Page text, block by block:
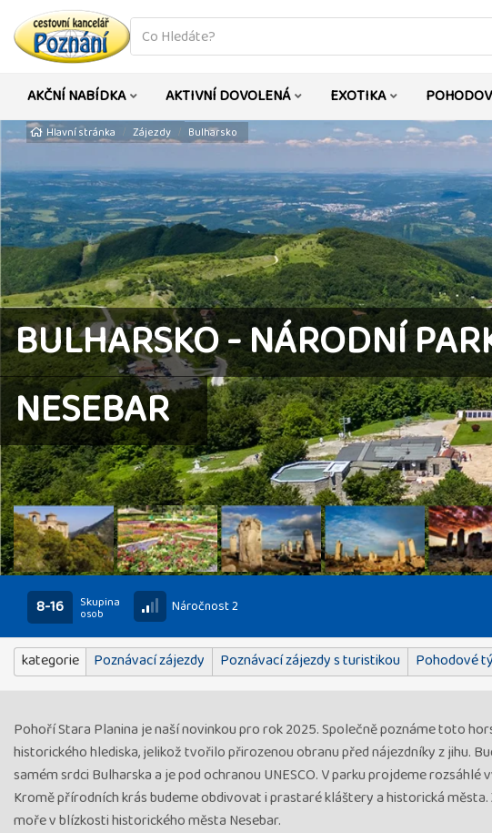
co
hledáte
AKČNÍ NABÍDKA AKTIVNÍ DOVOLENÁ EXOTIKA
Hlavní stránka Zájezdy Bulharsko
BULHARSKO - NÁRODNÍ
NESEBAR
8-16 Skupina
osob Náročnost 2
kategorie Poznávací zájezdy Poznávací zájezdy s turistikou Pohodové
Pohoří Stara Planina je naší novinkou pro rok 2025. Společně poznáme toto
historického hlediska, jelikož tvořilo přirozenou obranu před nájezdníky z jihu.
samém srdci Bulharska a je pod ochranou UNESCO. V parku projdeme
Kromě přírodních krás budeme obdivovat i prastaré kláštery a historická
moře v blízkosti historického města Nesebar.